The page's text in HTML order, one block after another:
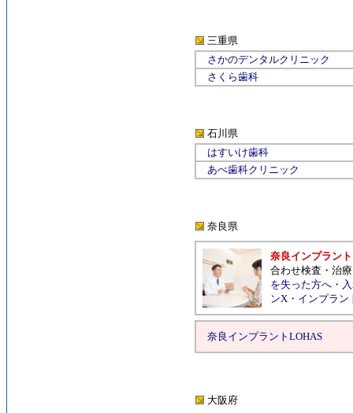
三重県
さかのデンタルクリニック
さくら歯科
石川県
はすいけ歯科
あべ歯科クリニック
奈良県
奈良インプラント
合わせ検査 ・ 治
を失った方へ ・
ンX ・ インプラン
奈良インプラントLOHAS
大阪府